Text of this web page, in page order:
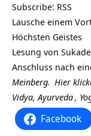
Subscribe: RSS
Lausche einem
Höchsten Geistes
Lesung von
Anschluss nach
Meinberg. Hier
Vidya,Ayurveda,
Facebook